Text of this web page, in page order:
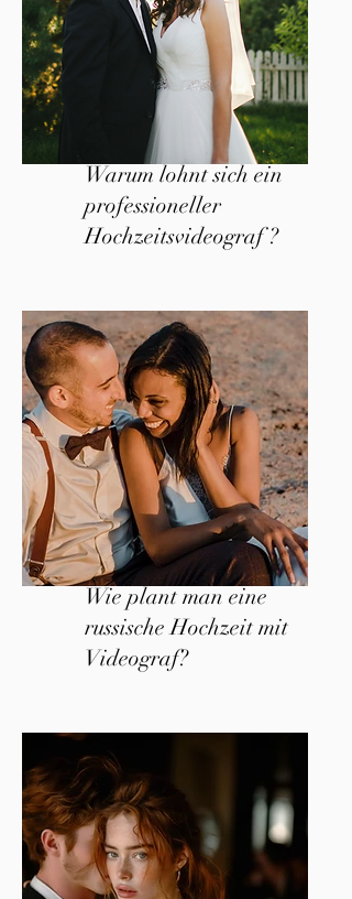
Warum lohnt sich ein
professioneller
Hochzeitsvideograf ?
Wie plant man eine
russische Hochzeit mit
Videograf?